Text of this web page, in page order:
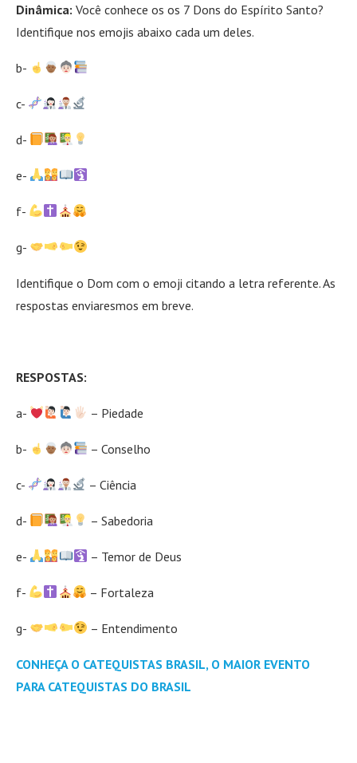
Dinâmica: Você conhece os os 7 Dons do Espírito Santo?
Identifique nos emojis abaixo cada um deles.
b-
c-
d-
e-
f-
g-
Identifique o Dom com o emoji citando a letra referente. As
respostas enviaresmos em breve.
RESPOSTAS:
a- – Piedade
b- – Conselho
c- – Ciência
d- – Sabedoria
e- – Temor de Deus
f- – Fortaleza
g- – Entendimento
CONHEÇA O CATEQUISTAS BRASIL, O MAIOR EVENTO
PARA CATEQUISTAS DO BRASIL